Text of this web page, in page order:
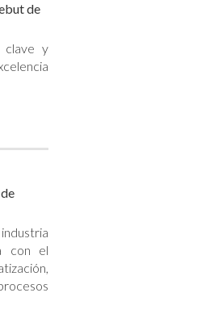
de
clave y
con el